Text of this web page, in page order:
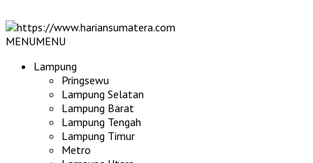
MENUMENU
Lampung
Pringsewu
Lampung Selatan
Lampung Barat
Lampung Tengah
Lampung Timur
Metro